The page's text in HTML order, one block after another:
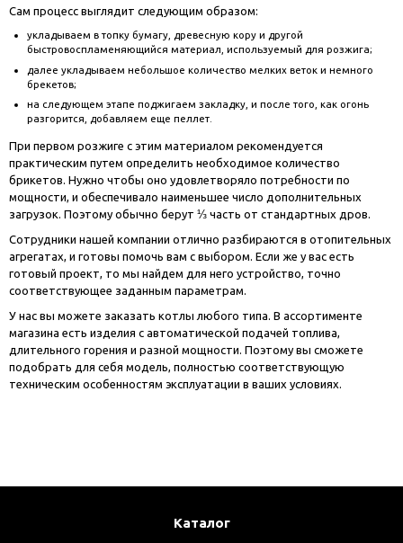
Сам процесс выглядит следующим образом:
укладываем в топку бумагу, древесную кору и другой
быстровоспламеняющийся материал, используемый для розжига;
далее укладываем небольшое количество мелких веток и немного
брекетов;
на следующем этапе поджигаем закладку, и после того, как огонь
разгорится, добавляем еще пеллет.
При первом розжиге с этим материалом рекомендуется
практическим путем определить необходимое количество
брикетов. Нужно чтобы оно удовлетворяло потребности по
мощности, и обеспечивало наименьшее число дополнительных
загрузок. Поэтому обычно берут ⅓ часть от стандартных дров.
Сотрудники нашей компании отлично разбираются в отопительных
агрегатах, и готовы помочь вам с выбором. Если же у вас есть
готовый проект, то мы найдем для него устройство, точно
соответствующее заданным параметрам.
У нас вы можете заказать котлы любого типа. В ассортименте
магазина есть изделия с автоматической подачей топлива,
длительного горения и разной мощности. Поэтому вы сможете
подобрать для себя модель, полностью соответствующую
техническим особенностям эксплуатации в ваших условиях.
Каталог